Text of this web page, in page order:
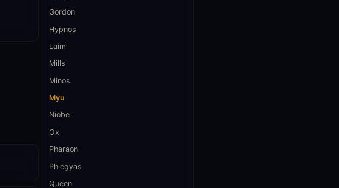
Gordon
Hypnos
Laimi
Mills
Minos
Myu
Niobe
Ox
Pharaon
Phlegyas
Queen